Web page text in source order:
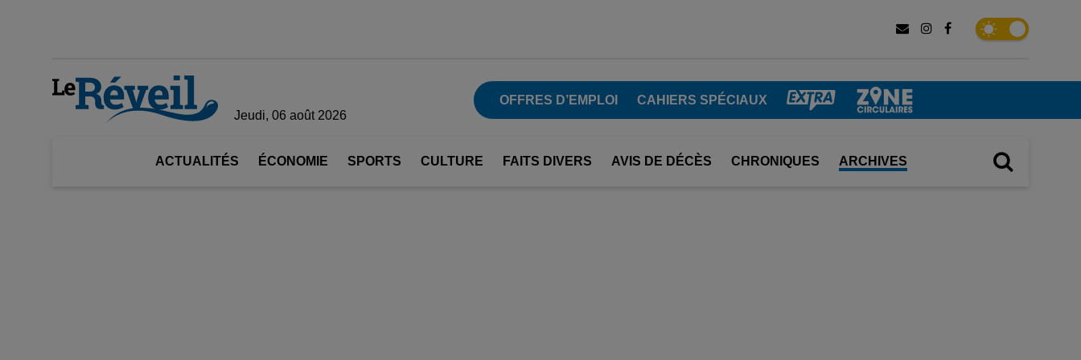
Jeudi, 06 août 2026
OFFRES D’EMPLOI CAHIERS SPÉCIAUX
ACTUALITÉS ÉCONOMIE SPORTS CULTURE FAITS DIVERS AVIS DE DÉCÈS CHRONIQUES ARCHIVES